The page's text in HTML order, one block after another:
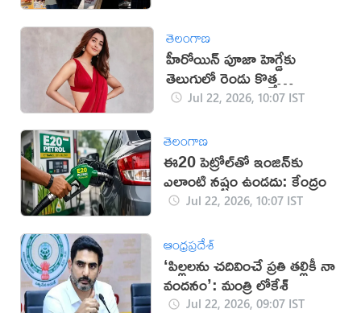
తెలంగాణ
హీరోయిన్ పూజా హెగ్డేకు
తెలుగులో రెండు కొత్త
అవకాశాలు?
Jul 22, 2026, 10:07 IST
తెలంగాణ
ఈ20 పెట్రోల్‌తో ఇంజిన్‌కు
ఎలాంటి నష్టం ఉండదు: కేంద్రం
Jul 22, 2026, 10:07 IST
ఆంధ్రప్రదేశ్
‘పిల్లలను చదివించే ప్రతి తల్లికీ నా
వందనం’: మంత్రి లోకేశ్
Jul 22, 2026, 09:07 IST